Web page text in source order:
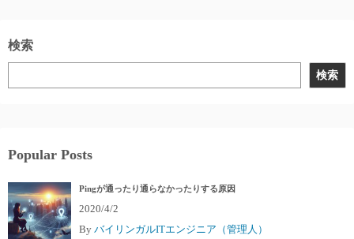
検索
検索
Popular Posts
Pingが通ったり通らなかったりする原因
2020/4/2
By バイリンガルITエンジニア（管理人）